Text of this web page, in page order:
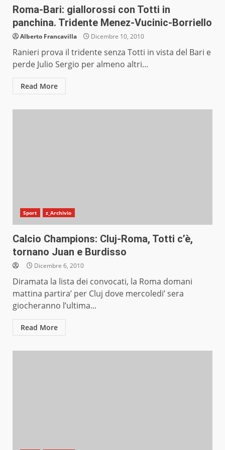
Roma-Bari: giallorossi con Totti in
panchina. Tridente Menez-Vucinic-Borriello
Alberto Francavilla Dicembre 10, 2010
Ranieri prova il tridente senza Totti in vista del Bari e
perde Julio Sergio per almeno altri...
Read More
Sport z_Archivio
Calcio Champions: Cluj-Roma, Totti c’è,
tornano Juan e Burdisso
Dicembre 6, 2010
Diramata la lista dei convocati, la Roma domani
mattina partira’ per Cluj dove mercoledi’ sera
giocheranno l’ultima...
Read More